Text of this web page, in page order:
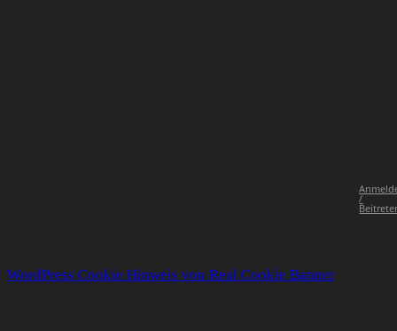
/
WordPress Cookie Hinweis von Real Cookie Banner